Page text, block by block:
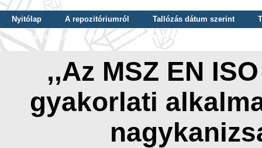
Nyitólap A repozitóriumról Tallózás dátum szerint
Tallózás szerző szerint
Tallózás nyelv szerint
,,Az MSZ EN
gyakorlati